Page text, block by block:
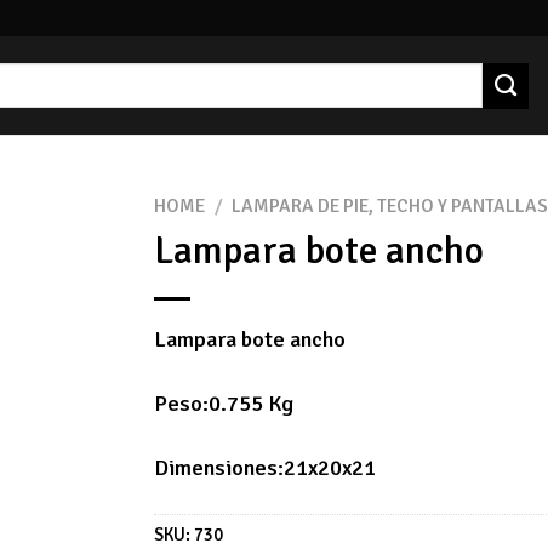
HOME / LAMPARA DE PIE, TECHO Y PANTALLAS
Lampara bote ancho
Lampara bote ancho
Peso:0.755 Kg
Dimensiones:21x20x21
SKU: 730